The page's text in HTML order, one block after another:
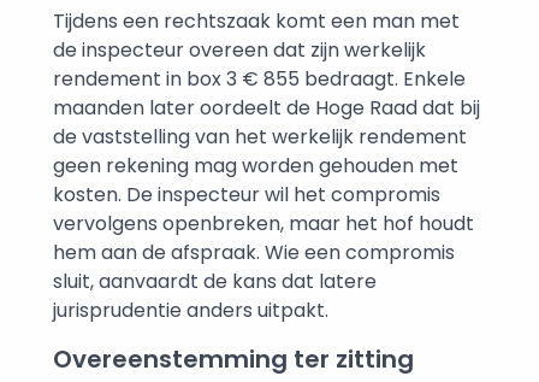
Tijdens een rechtszaak komt een man met
de inspecteur overeen dat zijn werkelijk
rendement in box 3 € 855 bedraagt. Enkele
maanden later oordeelt de Hoge Raad dat bij
de vaststelling van het werkelijk rendement
geen rekening mag worden gehouden met
kosten. De inspecteur wil het compromis
vervolgens openbreken, maar het hof houdt
hem aan de afspraak. Wie een compromis
sluit, aanvaardt de kans dat latere
jurisprudentie anders uitpakt.
Overeenstemming ter zitting